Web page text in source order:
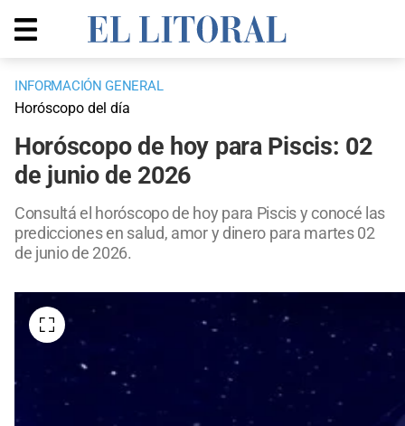
INFORMACIÓN GENERAL
Horóscopo del día
Horóscopo de hoy para Piscis: 02
de junio de 2026
Consultá el horóscopo de hoy para Piscis y conocé las
predicciones en salud, amor y dinero para martes 02
de junio de 2026.